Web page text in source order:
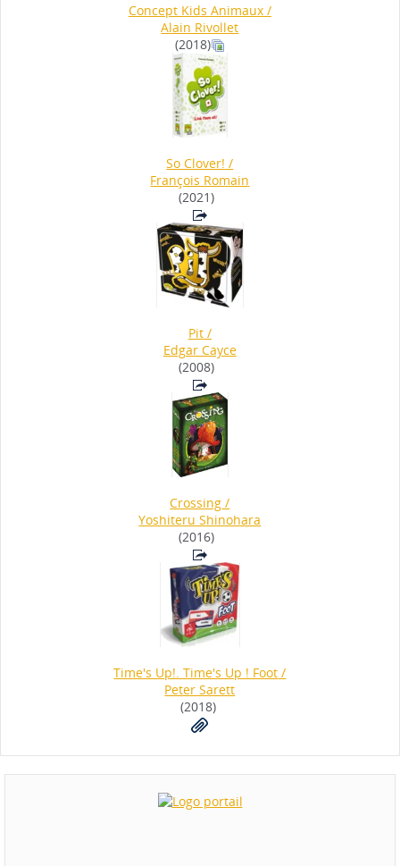
Concept Kids Animaux/
Alain Rivollet
(2018)
So Clover! /
François Romain
(2021)
Pit/
Edgar Cayce
(2008)
Crossing /
Yoshiteru Shinohara
(2016)
Time's Up!. Time's Up ! Foot /
Peter Sarett
(2018)